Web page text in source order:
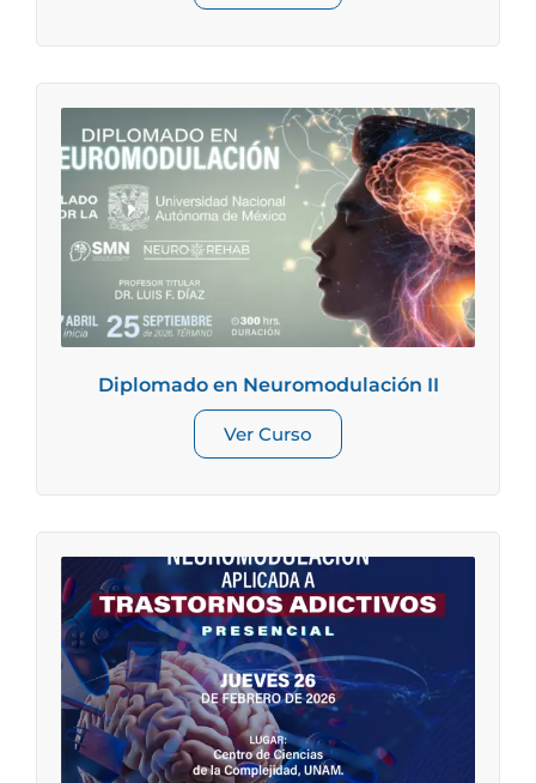
Diplomado en Neuromodulación II
Ver Curso